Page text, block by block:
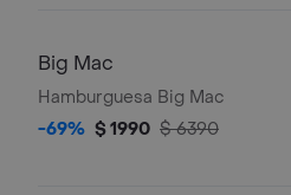
Big Mac
Hamburguesa Big Mac
-69% $ 1990 $ 6390